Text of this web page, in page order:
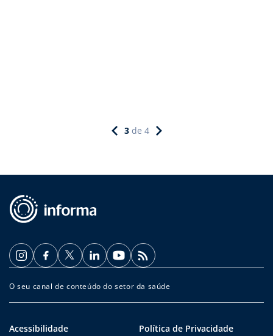
3 de 4
O seu canal de conteúdo do setor da saúde
Acessibilidade Política de Privacidade